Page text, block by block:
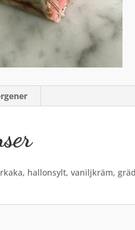
hallonsylt, vaniljkräm,